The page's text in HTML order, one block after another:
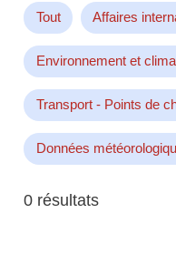
Tout Affaires
Environnement et
Transport - Points de
Données
0 résultats